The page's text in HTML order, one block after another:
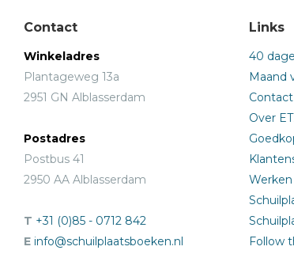
Contact
Winkeladres
Plantageweg 13a
2951 GN Alblasserdam
Postadres
Postbus 41
2950 AA Alblasserdam
T +31 (0)85 - 0712 842
E info@schuilplaatsboeken.nl
Links
40
Maand
Contact
Over
Follow